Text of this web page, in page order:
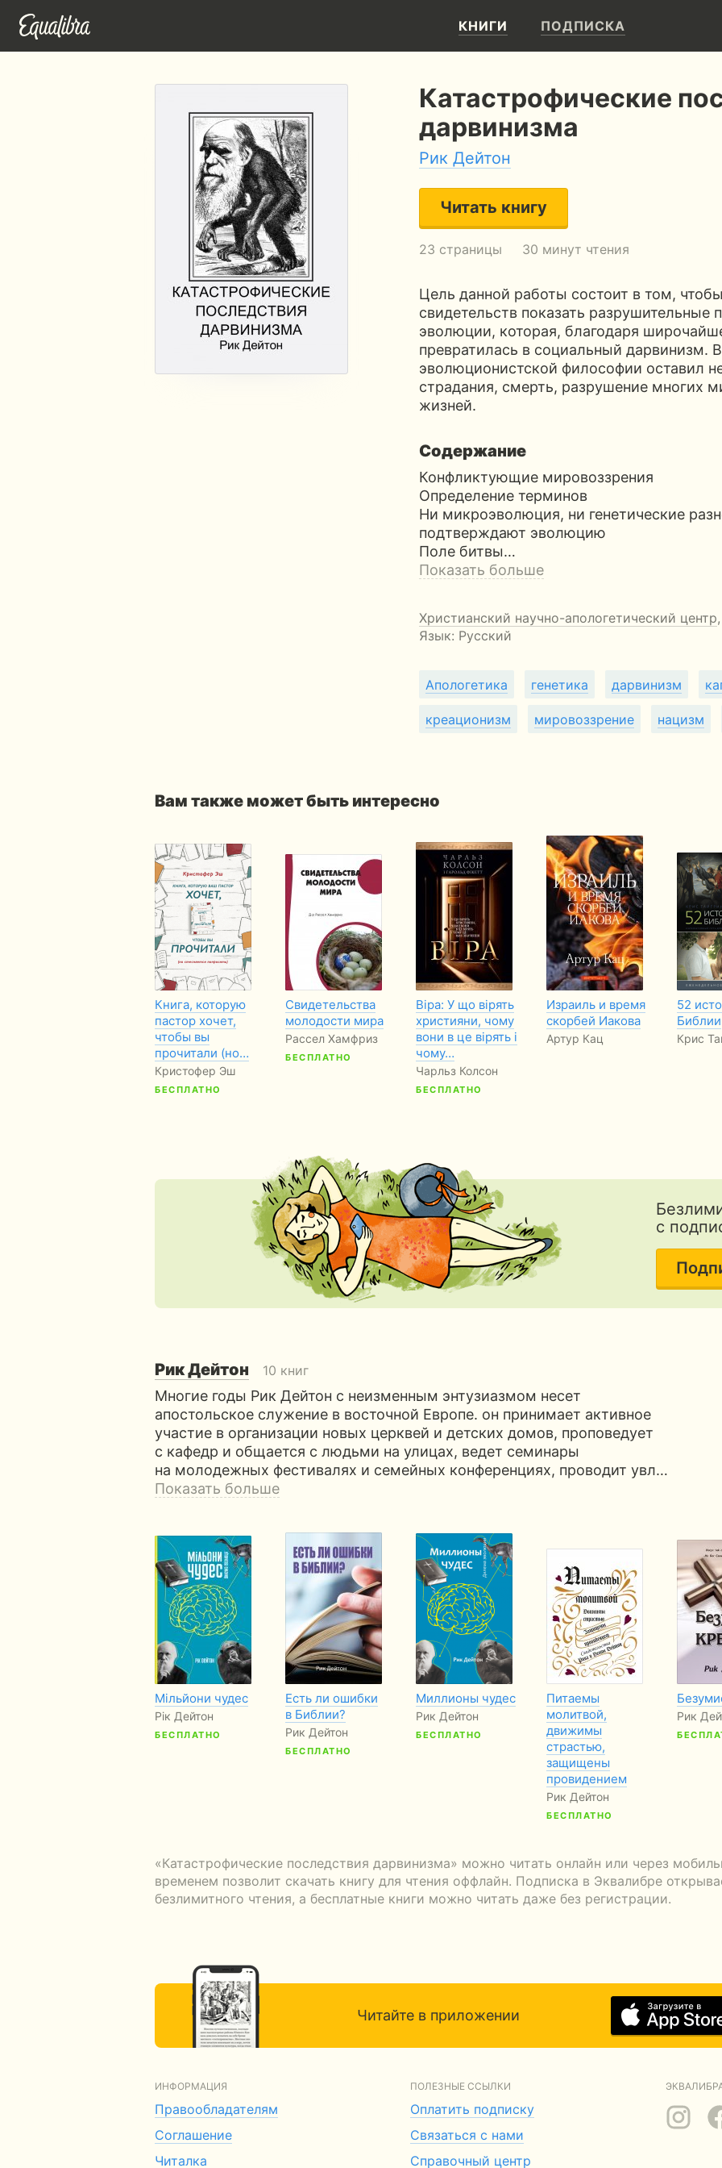
КНИГИ ПОДПИСКА
Катастрофические
дарвинизма
Рик Дейтон
Читать книгу
23 страницы 30 минут чтения
Цель данной работы состоит в том,
свидетельств показать разрушительные
эволюции, которая, благодаря
превратилась в социальный дарвинизм.
эволюционистской философии оставил
страдания, смерть, разрушение многих
жизней.
Содержание
Конфликтующие мировоззрения
Определение терминов
Ни микроэволюция, ни генетические
подтверждают эволюцию
Поле битвы…
Показать больше
Христианский научно-апологетический центр
Язык: Русский
Апологетика генетика дарвинизм
креационизм мировоззрение нацизм
Вам также может быть интересно
Книга, которую
пастор хочет,
чтобы вы
прочитали (но…
Кристофер Эш
БЕСПЛАТНО
Свидетельства
молодости мира
Рассел Хамфриз
БЕСПЛАТНО
Віра: У що вірять
християни, чому
вони в це вірять і
чому…
Чарльз Колсон
БЕСПЛАТНО
Израиль и время
скорбей Иакова
Артур Кац
52
Библии
Крис
с
Рик Дейтон 10 книг
Многие годы Рик Дейтон с неизменным энтузиазмом несет
апостольское служение в восточной Европе. он принимает активное
участие в организации новых церквей и детских домов, проповедует
с кафедр и общается с людьми на улицах, ведет семинары
на молодежных фестивалях и семейных конференциях, проводит увл…
Показать больше
Мільйони чудес
Рік Дейтон
БЕСПЛАТНО
Есть ли ошибки
в Библии?
Рик Дейтон
БЕСПЛАТНО
Миллионы чудес
Рик Дейтон
БЕСПЛАТНО
Питаемы
молитвой,
движимы
страстью,
защищены
провидением
Рик Дейтон
БЕСПЛАТНО
Рик
«Катастрофические последствия дарвинизма» можно читать онлайн или через
временем позволит скачать книгу для чтения оффлайн. Подписка в Эквалибре
безлимитного чтения, а бесплатные книги можно читать даже без регистрации.
Читайте в приложении
ИНФОРМАЦИЯ
Правообладателям
Соглашение
Читалка
ПОЛЕЗНЫЕ ССЫЛКИ
Оплатить подписку
Связаться с нами
Справочный центр